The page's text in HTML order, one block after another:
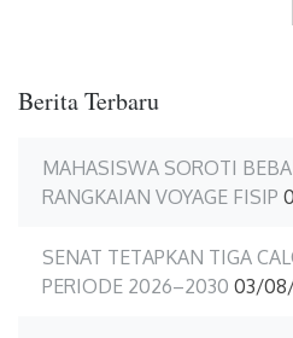
Berita Terbaru
MAHASISWA SOROTI
RANGKAIAN VOYAGE FISIP
SENAT TETAPKAN TIGA
PERIODE 2026–2030 03/